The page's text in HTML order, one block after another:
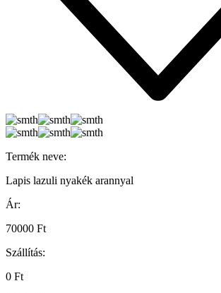
Termék neve:
Lapis lazuli nyakék arannyal
Ár:
70000 Ft
Szállítás:
0 Ft